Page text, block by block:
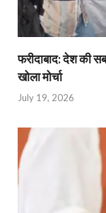
फरीदाबाद: देश की
खोला मोर्चा
July 19, 2026